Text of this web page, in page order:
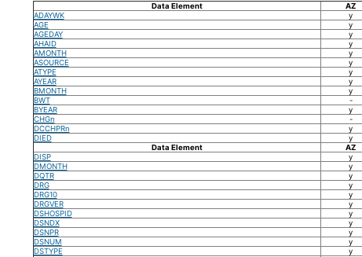
Data Element AZ
ADAYWK
y
AGE
y
AGEDAY
y
AHAID
y
AMONTH
y
ASOURCE
y
ATYPE
y
AYEAR
y
BMONTH
y
BWT
-
BYEAR
y
CHGn
-
DCCHPRn
y
DIED
y
Data Element
AZ
DISP
y
DMONTH
y
DQTR
y
DRG
y
DRG10
y
DRGVER
y
DSHOSPID
y
DSNDX
y
DSNPR
y
DSNUM
y
DSTYPE
y